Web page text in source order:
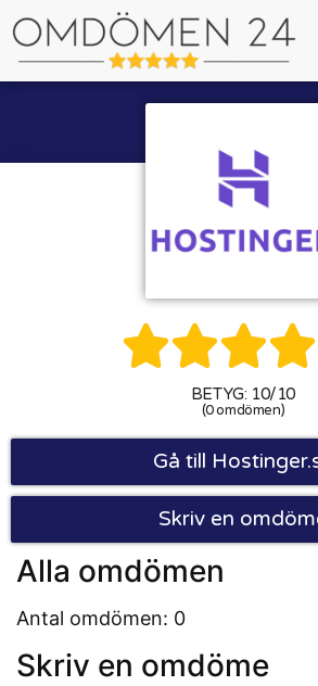

BETYG: 10/10
(0 omdömen)
Gå till
Skriv en
Alla omdömen
Antal omdömen: 0
Skriv en omdöme